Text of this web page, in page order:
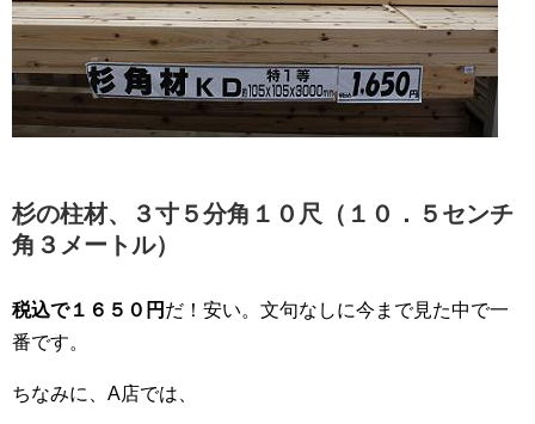
杉の柱材、３寸５分角１０尺（１０．５センチ
角３メートル）
税込で１６５０円 だ！安い。文句なしに今まで見た中で一
番です。
ちなみに、A店では、